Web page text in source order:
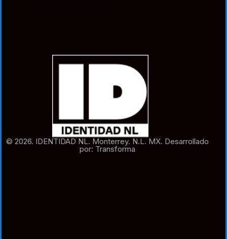
© 2026. IDENTIDAD NL. Monterrey. N.L. MX. Desarrollado
por: Transforma